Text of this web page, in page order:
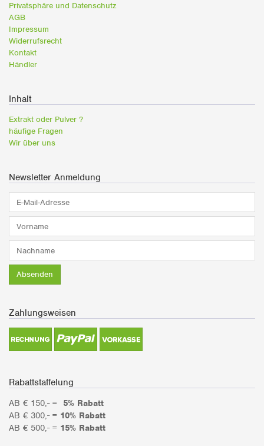
Privatsphäre und Datenschutz
AGB
Impressum
Widerrufsrecht
Kontakt
Händler
Inhalt
Extrakt oder Pulver ?
häufige Fragen
Wir über uns
Newsletter Anmeldung
Absenden
Zahlungsweisen
Rabattstaffelung
AB € 150,- = 5% Rabatt
AB € 300,- = 10% Rabatt
AB € 500,- = 15% Rabatt